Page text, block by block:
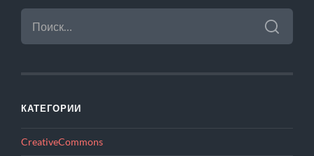
НАЙТИ:
КАТЕГОРИИ
CreativeCommons